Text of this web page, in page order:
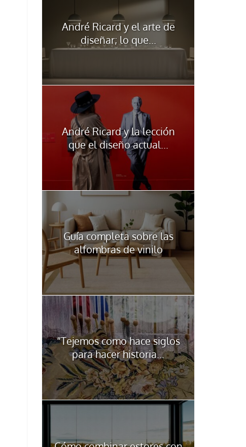
André Ricard y el arte de
diseñar; lo que...
André Ricard y la lección
que el diseño actual...
Guía completa sobre las
alfombras de vinilo
“Tejemos como hace siglos
para hacer historia...